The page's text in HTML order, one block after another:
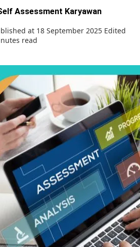
Assessment Karyawan
at 18 September 2025 Edited
read